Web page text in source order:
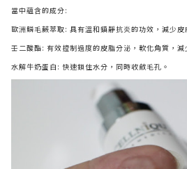
當中蘊含的成分:
歐洲鱗毛蕨萃取: 具有溫和鎮靜抗炎的功效，減少皮
壬二酸酯: 有效控制過度的皮脂分泌，軟化角質，減
水解牛奶蛋白: 快速鎖住水分，同時收斂毛孔。